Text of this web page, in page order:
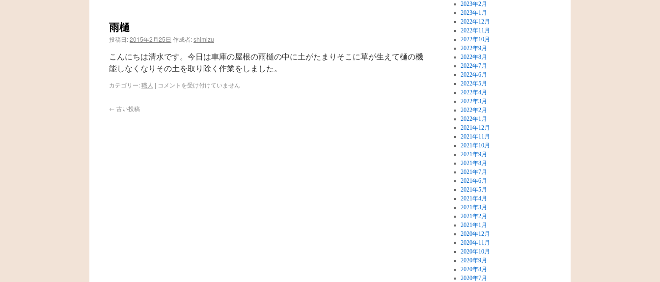
雨樋
投稿日:2015年2月25日 作成者:shimizu
こんにちは清水です。今日は車庫の屋根の雨樋の中に土がたまりそこに草が生えて樋の機
能しなくなりその土を取り除く作業をしました。
カテゴリー:職人 | コメントを受け付けていません
← 古い投稿
2023年2月
2023年1月
2022年12月
2022年11月
2022年10月
2022年9月
2022年8月
2022年7月
2022年6月
2022年5月
2022年4月
2022年3月
2022年2月
2022年1月
2021年12月
2021年11月
2021年10月
2021年9月
2021年8月
2021年7月
2021年6月
2021年5月
2021年4月
2021年3月
2021年2月
2021年1月
2020年12月
2020年11月
2020年10月
2020年9月
2020年8月
2020年7月